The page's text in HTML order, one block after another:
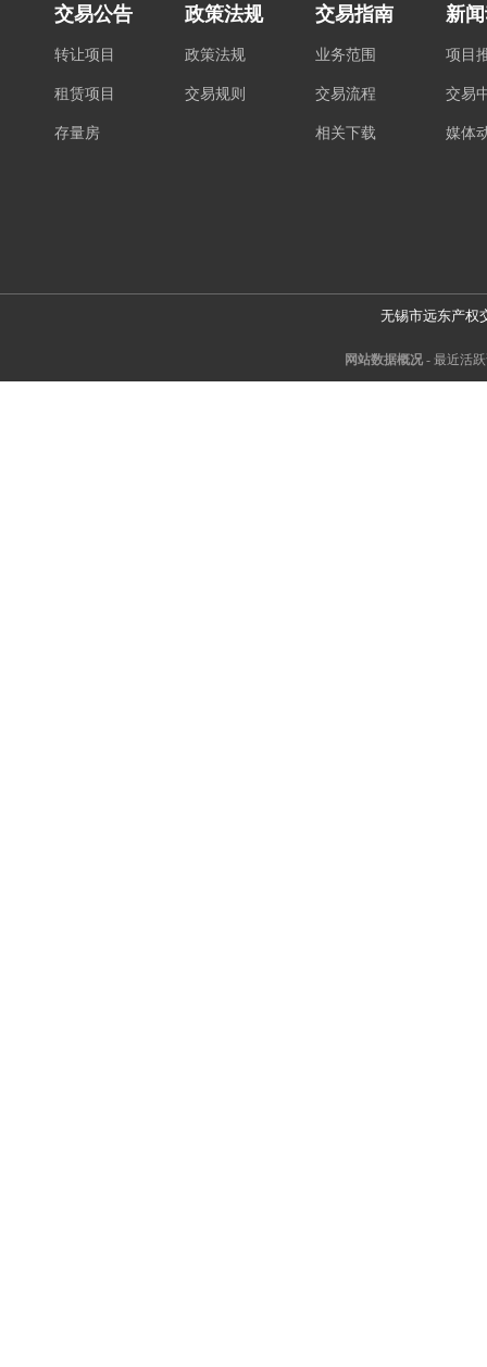
交易公告
转让项目
租赁项目
存量房
政策法规
政策法规
交易规则
交易指南
业务范围
交易流程
相关下载
新
项目
交易
媒体
无锡市远东产权
网站数据概况 - 最近活